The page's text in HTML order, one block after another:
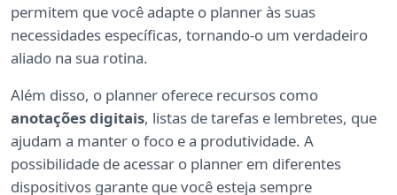
permitem que você adapte o planner às suas
necessidades específicas, tornando-o um verdadeiro
aliado na sua rotina.
Além disso, o planner oferece recursos como
anotações digitais, listas de tarefas e lembretes, que
ajudam a manter o foco e a produtividade. A
possibilidade de acessar o planner em diferentes
dispositivos garante que você esteja sempre